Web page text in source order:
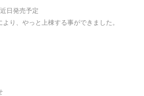
日発売予定
り、やっと上棟する事ができました。